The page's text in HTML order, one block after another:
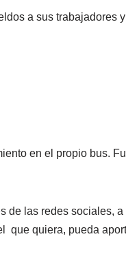
a sus trabajadores
en el propio bus.
de las redes sociales,
que quiera, pueda